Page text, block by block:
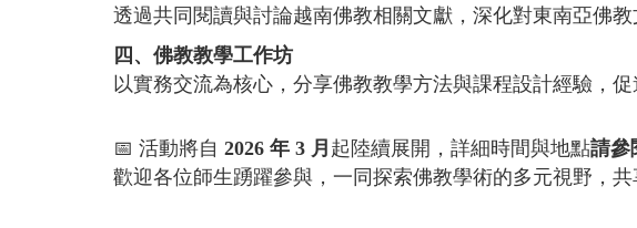
透過共同閱讀與討論越南佛教相關文獻，深化對東南亞佛教
四、佛教教學工作坊
以實務交流為核心，分享佛教教學方法與課程設計經驗，促
📅 活動將自 2026 年 3 月 起陸續展開，詳細時間與地點請參
歡迎各位師生踴躍參與，一同探索佛教學術的多元視野，共